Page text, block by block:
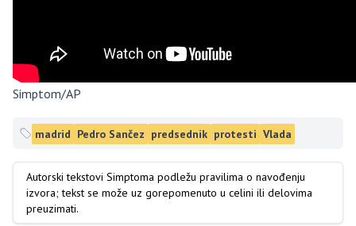
Simptom/AP
madrid Pedro Sančez predsednik protesti Vlada
Autorski tekstovi Simptoma podležu pravilima o navođenju
izvora; tekst se može uz gorepomenuto u celini ili delovima
preuzimati.